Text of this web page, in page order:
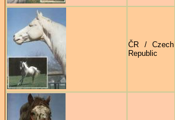
ČR / Czech
Republic